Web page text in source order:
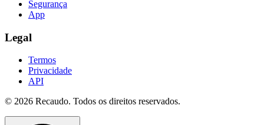
Segurança
App
Legal
Termos
Privacidade
API
© 2026 Recaudo. Todos os direitos reservados.